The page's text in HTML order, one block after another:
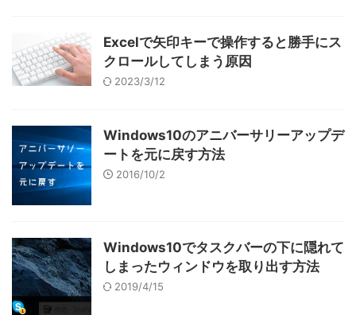
Excelで矢印キーで操作すると勝手にス
クロールしてしまう原因
2023/3/12
Windows10のアニバーサリーアップデ
ートを元に戻す方法
2016/10/2
Windows10でタスクバーの下に隠れて
しまったウィンドウを取り出す方法
2019/4/15